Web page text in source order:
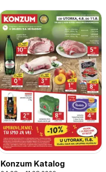
Konzum Katalog